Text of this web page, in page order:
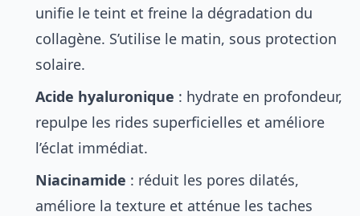
unifie le teint et freine la dégradation du
collagène. S’utilise le matin, sous protection
solaire.
Acide hyaluronique : hydrate en profondeur,
repulpe les rides superficielles et améliore
l’éclat immédiat.
Niacinamide : réduit les pores dilatés,
améliore la texture et atténue les taches